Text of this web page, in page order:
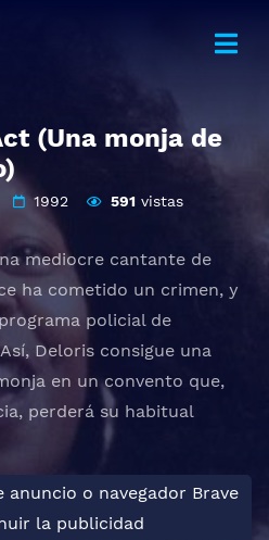
(Una monja de
1992 591vistas
mediocre cantante de
ha cometido un crimen, y
policial de
Deloris consigue una
en un convento que,
perderá su habitual
o navegador Brave
la publicidad